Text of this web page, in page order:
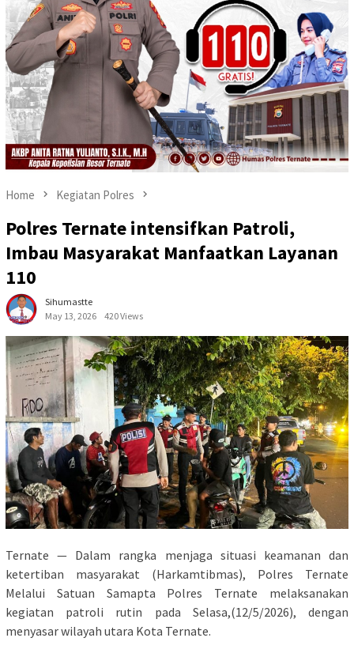
Home Kegiatan Polres
Polres Ternate intensifkan Patroli,
Imbau Masyarakat Manfaatkan Layanan
110
Sihumastte
May 13, 2026
420 Views
Ternate — Dalam rangka menjaga situasi keamanan dan
ketertiban masyarakat (Harkamtibmas), Polres Ternate
Melalui Satuan Samapta Polres Ternate melaksanakan
kegiatan patroli rutin pada Selasa,(12/5/2026), dengan
menyasar wilayah utara Kota Ternate.